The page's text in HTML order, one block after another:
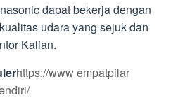
dapat bekerja dengan
udara yang sejuk dan
Kalian.
https://www empatpilar